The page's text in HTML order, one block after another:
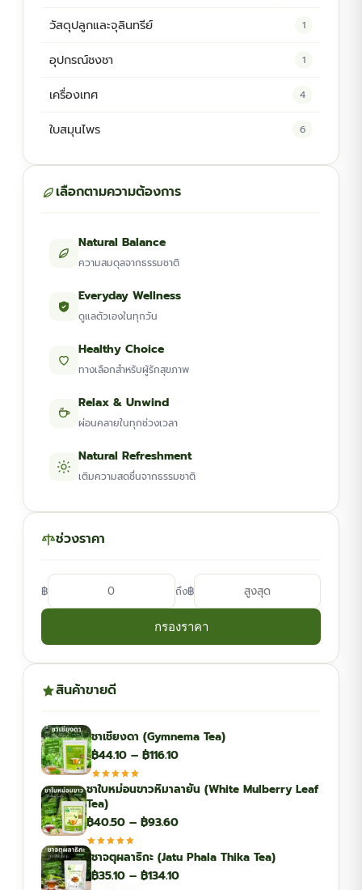
ต้นพันธุ์สมุนไพร 5
วัสดุปลูกและจุลินทรีย์ 1
อุปกรณ์ชงชา 1
เครื่องเทศ 4
ใบสมุนไพร 6
เลือกตามความต้องการ
Natural Balance
ความสมดุลจากธรรมชาติ
Everyday Wellness
ดูแลตัวเองในทุกวัน
Healthy Choice
ทางเลือกสำหรับผู้รักสุขภาพ
Relax & Unwind
ผ่อนคลายในทุกช่วงเวลา
Natural Refreshment
เติมความสดชื่นจากธรรมชาติ
ช่วงราคา
฿ ถึง฿
กรองราคา
สินค้าขายดี
ชาเชียงดา (Gymnema Tea)
฿44.10 – ฿116.10Price
฿44.10
฿116.10
ชาใบหม่อนขาวหิมาลายัน (White Mulberry Leaf
Tea)
฿40.50 – ฿93.60Price
฿40.50
through
ชาจตุผลาธิกะ (Jatu Phala Thika Tea)
฿35.10 – ฿134.10Price